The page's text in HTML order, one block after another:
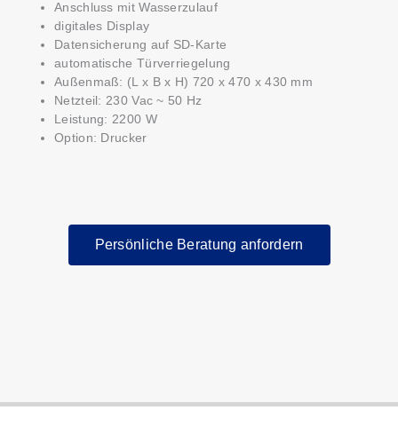
Anschluss mit Wasserzulauf
digitales Display
Datensicherung auf SD-Karte
automatische Türverriegelung
Außenmaß: (L x B x H) 720 x 470 x 430 mm
Netzteil: 230 Vac ~ 50 Hz
Leistung: 2200 W
Option: Drucker
Persönliche Beratung anfordern